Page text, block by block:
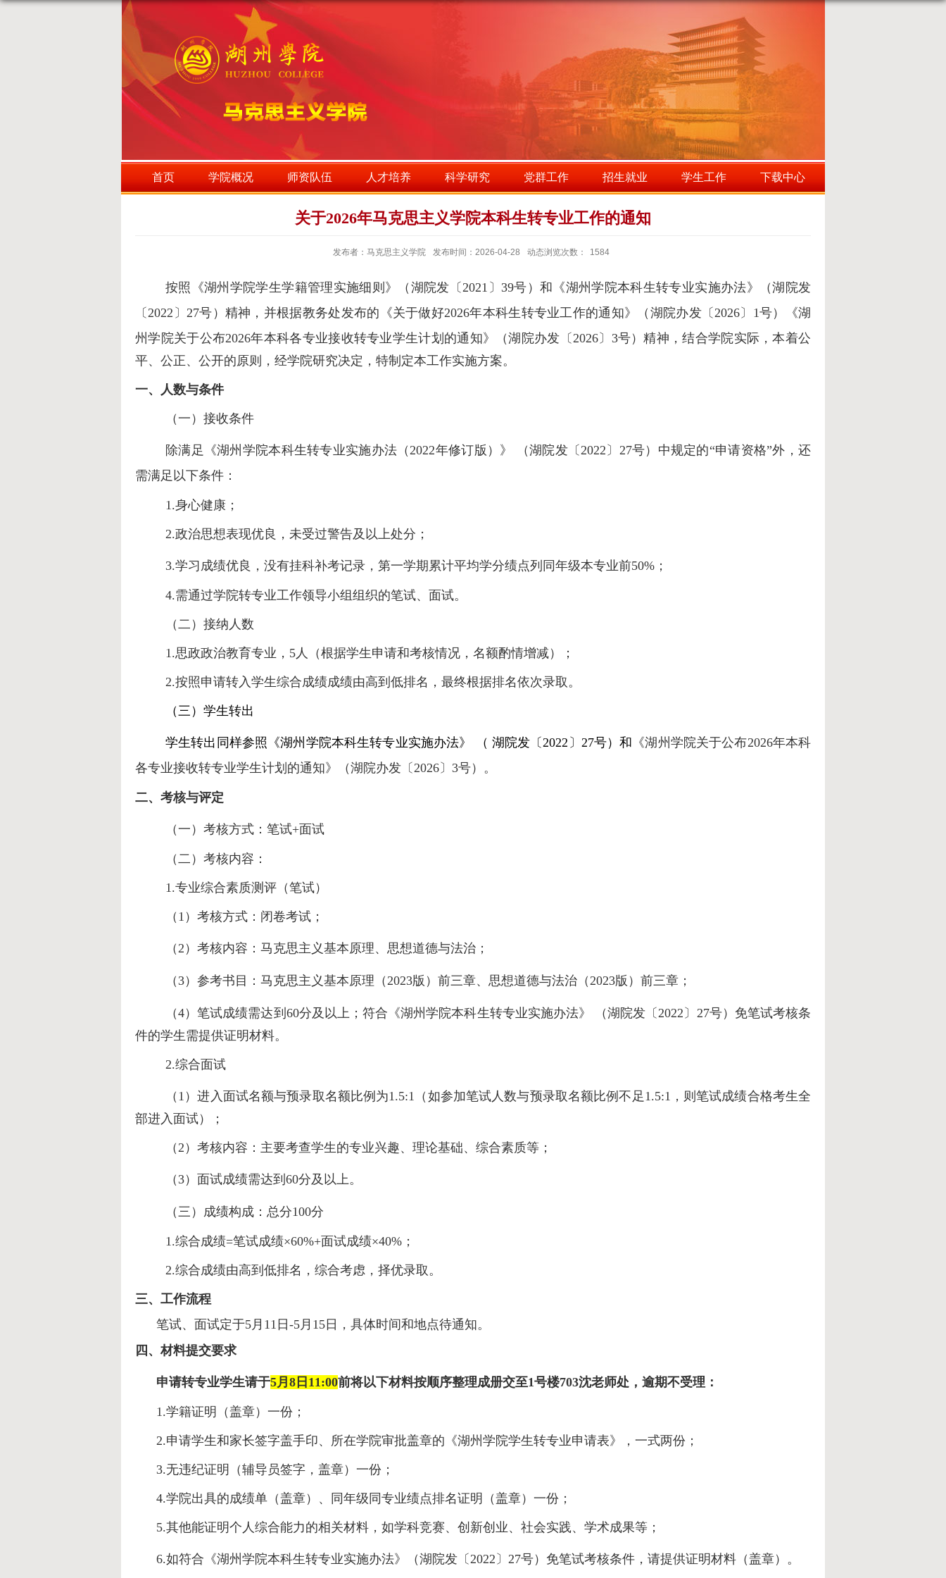
首页 学院概况 师资队伍 人才培养 科学研究 党群工作 招生就业 学生工作 下载中心
关于2026年马克思主义学院本科生转专业工作的通知
发布者：马克思主义学院 发布时间：2026-04-28 动态浏览次数： 1584
按照《湖州学院学生学籍管理实施细则》（湖院发〔2021〕39号）和《湖州学院本科生转专业实施办法》（湖院发
〔2022〕27号）精神 ，并根据教务处发布的 《关于做好2026年本科生转专业工作的通知》（湖院办发〔2026〕1号）
《湖
州学院关于公布2026年本科各专业接收转专业学生计划的通知》（湖院办发〔2026〕3号）精神 ，结合学院实际，本着公
平、公正、公开的原则，经学院研究决定，特制定本工作实施方案。
一、 人数与条件
（一） 接收条件
除满足 《湖州学院本科生转专业实施办法（2022年修订版）》 （湖院发〔2022〕27号） 中规定的“申请资格”外，还
需满足以下条件：
1.身心健康；
2.政治思想表现优良，未受过警告及以上处分；
3.学习成绩优良，没有挂科补考记录，第一学期累计平均学分绩点列 同年级本专业前50%；
4.需通过学院转专业工作领导小组组织的笔试、面试。
（二） 接纳人数
1.思政政治教育专业，5人（根据学生申请和考核情况，名额酌情增减）；
2.按照申请转入学生综合成绩成绩由高到低排名，最终根据排名依次录取。
（三）学生转出
学生转出同样参照 《湖州学院本科生转专业实施办法》 （ 湖院发〔2022〕27号）和 《湖州学院关于公布2026年本科
各专业接收转专业学生计划的通知》（湖院办发〔2026〕3号） 。
二、考核与评定
（一）考核方式：笔试+面试
（二）考核内容：
1.专业综合素质测评（笔试）
（1）考核方式：闭卷考试；
（2）考核内容：马克思主义基本原理、思想道德与法治；
（3）参考书目： 马克思主义基本原理（2023版）前三章、思想道德与法治（2023版）前三章；
（4）笔试成绩需达到60分及以上； 符合 《湖州学院本科生转专业实施办法》 （湖院发〔2022〕27号） 免笔试考核条
件的学生需提供证明材料。
2.综合面试
（ 1）进入面试名额与预录取名额比例为1.5:1（如参加笔试人数与预录取名额比例不足1.5:1，则笔试成绩合格考生全
部进入面试）；
（2）考核内容：主要考查学生的专业兴趣、理论基础、综合素质等；
（3）面试成绩需达到60分及以上。
（三）成绩构成：总分100分
1.综合成绩=笔试成绩×60%+面试成绩×40%；
2.综合成绩由高到低排名，综合考虑，择优录取。
三、 工作流程
笔试、面试定于5月11日-5月15日，具体时间和地点待通知。
四、材料提交要求
申请转专业学生请于5月8日11:00前将以下材料按顺序整理成册交至1号楼703沈老师处，逾期不受理：
1.学籍证明（盖章）一份；
2.申请学生和家长签字盖手印、所在学院审批盖章的《湖州学院学生转专业申请表》，一式两份；
3.无违纪证明（辅导员签字，盖章） 一份 ；
4.学院出具的成绩单（盖章）、同年级同专业绩点排名证明（盖章） 一份 ；
5.其他能证明个人综合能力的相关材料，如学科竞赛、创新创业、社会实践、学术成果等；
6.如符合 《湖州学院本科生转专业实施办法》 （湖院发〔 2022〕27号）免笔试考核条件，请提供证明材料（盖章）。